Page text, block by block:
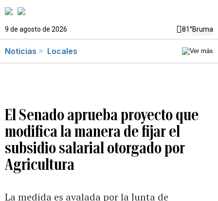
9 de agosto de 2026 81°Bruma
Noticias Locales
El Senado aprueba proyecto que
modifica la manera de fijar el
subsidio salarial otorgado por
Agricultura
La medida es avalada por la Junta de